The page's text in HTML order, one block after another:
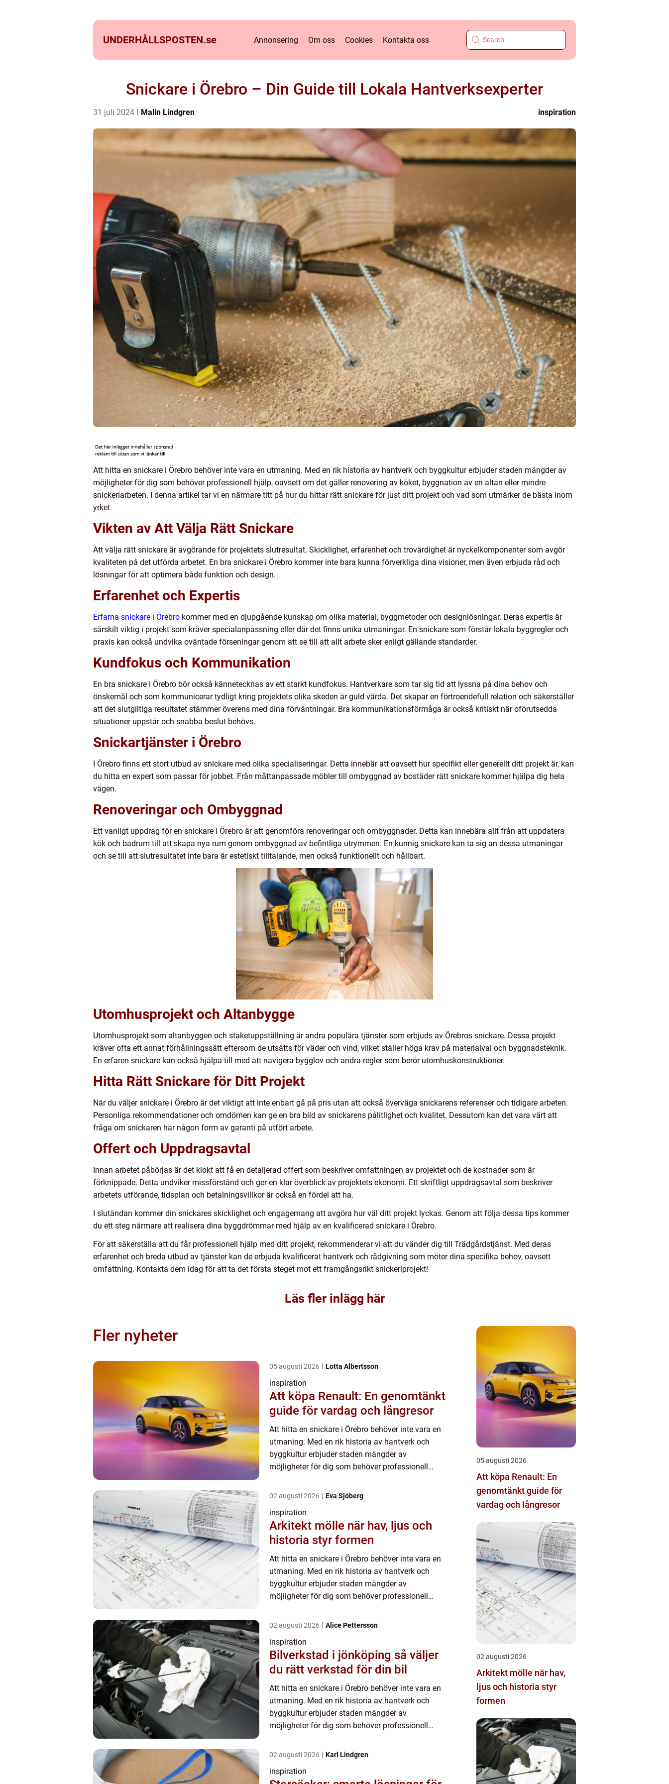
UNDERHÅLLSPOSTEN.se Annonsering Om oss Cookies Kontakta oss
Snickare i Örebro – Din Guide till Lokala Hantverksexperter
31 juli 2024 Malin Lindgren inspiration
Att hitta en snickare i Örebro behöver inte vara en utmaning. Med en rik historia av hantverk och byggkultur erbjuder staden mängder av
möjligheter för dig som behöver professionell hjälp, oavsett om det gäller renovering av köket, byggnation av en altan eller mindre
snickeriarbeten. I denna artikel tar vi en närmare titt på hur du hittar rätt snickare för just ditt projekt och vad som utmärker de bästa inom
yrket.
Vikten av Att Välja Rätt Snickare
Att välja rätt snickare är avgörande för projektets slutresultat. Skicklighet, erfarenhet och trovärdighet är nyckelkomponenter som avgör
kvaliteten på det utförda arbetet. En bra snickare i Örebro kommer inte bara kunna förverkliga dina visioner, men även erbjuda råd och
lösningar för att optimera både funktion och design.
Erfarenhet och Expertis
Erfarna snickare i Örebro kommer med en djupgående kunskap om olika material, byggmetoder och designlösningar. Deras expertis är
särskilt viktig i projekt som kräver specialanpassning eller där det finns unika utmaningar. En snickare som förstår lokala byggregler och
praxis kan också undvika oväntade förseningar genom att se till att allt arbete sker enligt gällande standarder.
Kundfokus och Kommunikation
En bra snickare i Örebro bör också kännetecknas av ett starkt kundfokus. Hantverkare som tar sig tid att lyssna på dina behov och
önskemål och som kommunicerar tydligt kring projektets olika skeden är guld värda. Det skapar en förtroendefull relation och säkerställer
att det slutgiltiga resultatet stämmer överens med dina förväntningar. Bra kommunikationsförmåga är också kritiskt när oförutsedda
situationer uppstår och snabba beslut behövs.
Snickartjänster i Örebro
I Örebro finns ett stort utbud av snickare med olika specialiseringar. Detta innebär att oavsett hur specifikt eller generellt ditt projekt är, kan
du hitta en expert som passar för jobbet. Från måttanpassade möbler till ombyggnad av bostäder rätt snickare kommer hjälpa dig hela
vägen.
Renoveringar och Ombyggnad
Ett vanligt uppdrag för en snickare i Örebro är att genomföra renoveringar och ombyggnader. Detta kan innebära allt från att uppdatera
kök och badrum till att skapa nya rum genom ombyggnad av befintliga utrymmen. En kunnig snickare kan ta sig an dessa utmaningar
och se till att slutresultatet inte bara är estetiskt tilltalande, men också funktionellt och hållbart.
Utomhusprojekt och Altanbygge
Utomhusprojekt som altanbyggen och staketuppställning är andra populära tjänster som erbjuds av Örebros snickare. Dessa projekt
kräver ofta ett annat förhållningssätt eftersom de utsätts för väder och vind, vilket ställer höga krav på materialval och byggnadsteknik.
En erfaren snickare kan också hjälpa till med att navigera bygglov och andra regler som berör utomhuskonstruktioner.
Hitta Rätt Snickare för Ditt Projekt
När du väljer snickare i Örebro är det viktigt att inte enbart gå på pris utan att också överväga snickarens referenser och tidigare arbeten.
Personliga rekommendationer och omdömen kan ge en bra bild av snickarens pålitlighet och kvalitet. Dessutom kan det vara värt att
fråga om snickaren har någon form av garanti på utfört arbete.
Offert och Uppdragsavtal
Innan arbetet påbörjas är det klokt att få en detaljerad offert som beskriver omfattningen av projektet och de kostnader som är
förknippade. Detta undviker missförstånd och ger en klar överblick av projektets ekonomi. Ett skriftligt uppdragsavtal som beskriver
arbetets utförande, tidsplan och betalningsvillkor är också en fördel att ha.
I slutändan kommer din snickares skicklighet och engagemang att avgöra hur väl ditt projekt lyckas. Genom att följa dessa tips kommer
du ett steg närmare att realisera dina byggdrömmar med hjälp av en kvalificerad snickare i Örebro.
För att säkerställa att du får professionell hjälp med ditt projekt, rekommenderar vi att du vänder dig till Trädgårdstjänst. Med deras
erfarenhet och breda utbud av tjänster kan de erbjuda kvalificerat hantverk och rådgivning som möter dina specifika behov, oavsett
omfattning. Kontakta dem idag för att ta det första steget mot ett framgångsrikt snickeriprojekt!
Läs fler inlägg här
Fler nyheter
05 augusti 2026 Lotta Albertsson
inspiration
Att köpa Renault: En genomtänkt
guide för vardag och långresor
Att hitta en snickare i Örebro behöver inte vara en
utmaning. Med en rik historia av hantverk och
byggkultur erbjuder staden mängder av
möjligheter för dig som behöver professionell
02 augusti 2026 Eva Sjöberg
inspiration
Arkitekt mölle när hav, ljus och
historia styr formen
Att hitta en snickare i Örebro behöver inte vara en
utmaning. Med en rik historia av hantverk och
byggkultur erbjuder staden mängder av
möjligheter för dig som behöver professionell
02 augusti 2026 Alice Pettersson
inspiration
Bilverkstad i jönköping så väljer
du rätt verkstad för din bil
Att hitta en snickare i Örebro behöver inte vara en
utmaning. Med en rik historia av hantverk och
byggkultur erbjuder staden mängder av
möjligheter för dig som behöver professionell
02 augusti 2026 Karl Lindgren
inspiration
05 augusti 2026
Att köpa Renault: En
genomtänkt guide för
vardag och långresor
02 augusti 2026
Arkitekt mölle när hav,
ljus och historia styr
formen